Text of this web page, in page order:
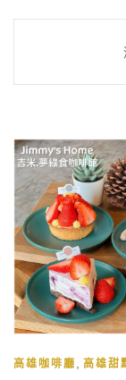
高雄咖啡廳 , 高雄甜